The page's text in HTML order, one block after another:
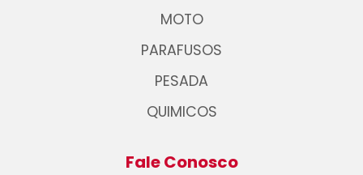
MOTO
PARAFUSOS
PESADA
QUIMICOS
Fale Conosco